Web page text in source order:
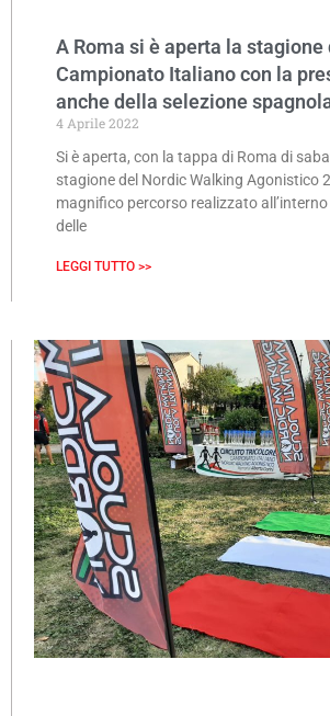
A Roma si è aperta la stagione
Campionato Italiano con la
anche della selezione
4 Aprile 2022
Si è aperta, con la tappa di Roma di
stagione del Nordic Walking Agonistico
magnifico percorso realizzato
delle
LEGGI TUTTO >>